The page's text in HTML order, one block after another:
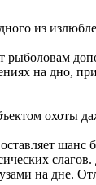
из
на дно,
охоты
на дне.